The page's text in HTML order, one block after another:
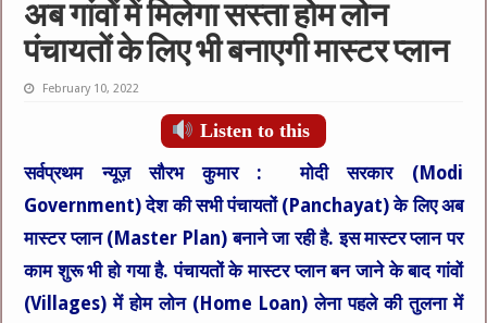
अब गांवों में मिलेगा सस्ता होम लोन
पंचायतों के लिए भी बनाएगी मास्टर प्लान
February 10, 2022
Listen to this
सर्वप्रथम न्यूज़ सौरभ कुमार :
मोदी सरकार (Modi
Government) देश की सभी पंचायतों (Panchayat) के लिए अब
मास्टर प्लान (Master Plan) बनाने जा रही है. इस मास्टर प्लान पर
काम शुरू भी हो गया है. पंचायतों के मास्टर प्लान बन जाने के बाद गांवों
(Villages) में होम लोन (Home Loan) लेना पहले की तुलना में